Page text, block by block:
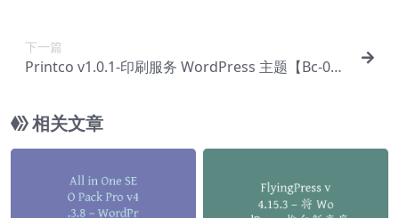
下一篇
Printco v1.0.1-印刷服务 WordPress 主题【Bc-013
相关文章